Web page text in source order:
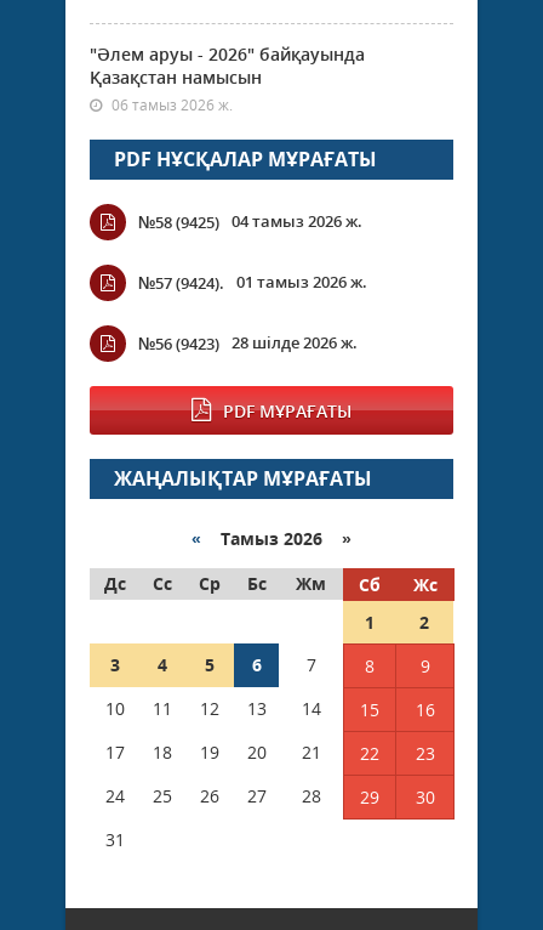
"Әлем аруы - 2026" байқауында
Қазақстан намысын
06 тамыз 2026 ж.
PDF НҰСҚАЛАР МҰРАҒАТЫ
№58 (9425) 04 тамыз 2026 ж.
№57 (9424). 01 тамыз 2026 ж.
№56 (9423) 28 шілде 2026 ж.
PDF МҰРАҒАТЫ
ЖАҢАЛЫҚТАР МҰРАҒАТЫ
« Тамыз 2026 »
Дс
Сс Ср Бс Жм Сб
Жс
1
2
3
4 5 6 7 8
9
10
11 12 13 14 15
16
17
18 19 20 21 22
23
24
25 26 27 28 29
30
31